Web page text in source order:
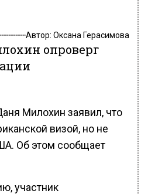
Автор: Оксана Герасимова
опроверг
Милохин заявил, что
визой, но не
Об этом сообщает
участник